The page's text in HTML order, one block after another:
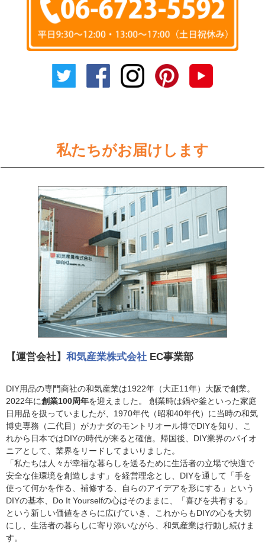
私たちがお届けします
【運営会社】 和気産業株式会社 EC事業部
DIY用品の専門商社の和気産業は1922年（大正11年）大阪で創業。
2022年に創業100周年を迎えました。 創業時は鍋や釜といった家庭
日用品を扱っていましたが、1970年代（昭和40年代）に当時の和気
博史専務（二代目）がカナダのモントリオール博でDIYを知り、こ
れから日本ではDIYの時代が来ると確信。帰国後、DIY業界のパイオ
ニアとして、業界をリードしてまいりました。
「私たちは人々が幸福な暮らしを送るために生活者の立場で快適で
安全な住環境を創造します」を経営理念とし、DIYを通して「手を
使って何かを作る、補修する、自らのアイデアを形にする」という
DIYの基本、Do It Yourselfの心はそのままに、「喜びを共有する」
という新しい価値をさらに広げていき、これからもDIYの心を大切
にし、生活者の暮らしに寄り添いながら、和気産業は行動し続けま
す。